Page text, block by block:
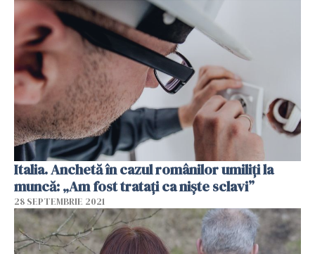
Italia. Anchetă în cazul românilor umiliți la
muncă: „Am fost tratați ca niște sclavi”
28 SEPTEMBRIE 2021